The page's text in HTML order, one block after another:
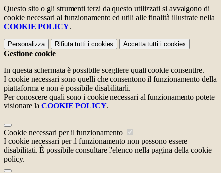
Questo sito o gli strumenti terzi da questo utilizzati si avvalgono di
cookie necessari al funzionamento ed utili alle finalità illustrate nella
COOKIE POLICY.
Personalizza Rifiuta tutti i cookies Accetta tutti i cookies
Gestione cookie
In questa schermata è possibile scegliere quali cookie consentire.
I cookie necessari sono quelli che consentono il funzionamento della
piattaforma e non è possibile disabilitarli.
Per conoscere quali sono i cookie necessari al funzionamento potete
visionare la COOKIE POLICY.
Cookie necessari per il funzionamento
I cookie necessari per il funzionamento non possono essere
disabilitati. È possibile consultare l'elenco nella pagina della cookie
policy.